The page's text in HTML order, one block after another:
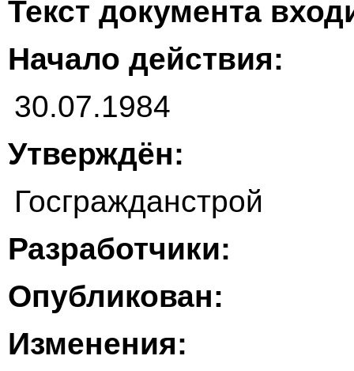
Текст документа
Начало действия:
30.07.1984
Утверждён:
Госгражданстрой
Разработчики:
Опубликован:
Изменения: